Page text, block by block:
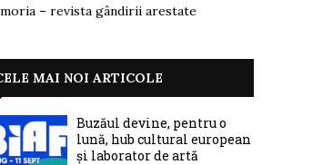
– revista gândirii arestate
MAI NOI ARTICOLE
Buzăul devine, pentru o
lună, hub cultural european
și laborator de artă